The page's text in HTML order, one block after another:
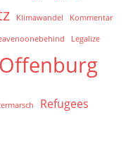
Klimawandel Kommentar
Legalize
Offenburg
Refugees